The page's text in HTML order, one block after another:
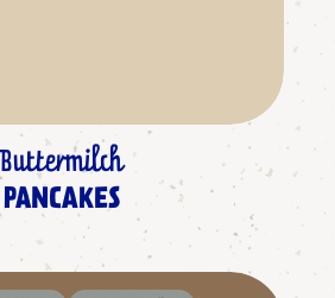
Buttermilch
PANCAKES